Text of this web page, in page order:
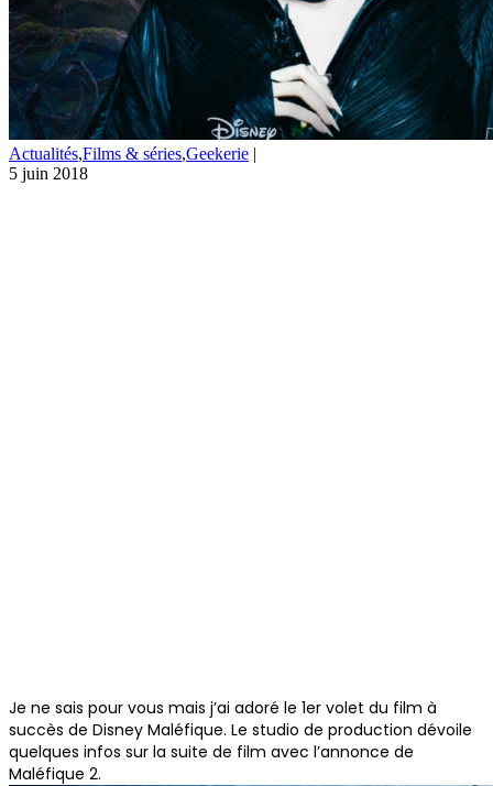
Actualités,Films & séries,Geekerie |
5 juin 2018
Je ne sais pour vous mais j’ai adoré le 1er volet du film à
succès de Disney Maléfique. Le studio de production dévoile
quelques infos sur la suite de film avec l’annonce de
Maléfique 2.